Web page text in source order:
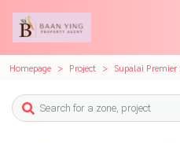
Homepage Project Supalai Premier